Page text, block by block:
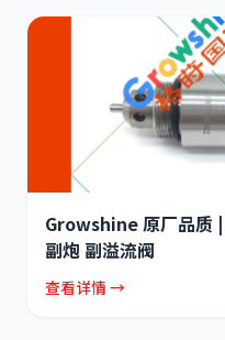
Growshine 原厂品质
副炮 副溢流阀
查看详情 →